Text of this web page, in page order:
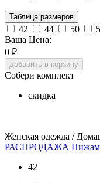
Таблица размеров
42 44 50
Ваша Цена:
0 ₽
добавить в корзину
Собери комплект
скидка
Женская одежда /
РАСПРОДАЖА Пижама
42